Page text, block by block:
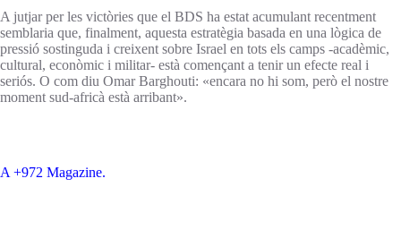
A jutjar per les victòries que el BDS ha estat acumulant recentment
semblaria que, finalment, aquesta estratègia basada en una lògica de
pressió sostinguda i creixent sobre Israel en tots els camps -acadèmic,
cultural, econòmic i militar- està començant a tenir un efecte real i
seriós. O com diu Omar Barghouti: «encara no hi som, però el nostre
moment sud-africà està arribant».
A +972 Magazine.